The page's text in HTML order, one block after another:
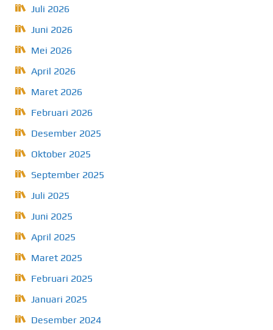
Juli 2026
Juni 2026
Mei 2026
April 2026
Maret 2026
Februari 2026
Desember 2025
Oktober 2025
September 2025
Juli 2025
Juni 2025
April 2025
Maret 2025
Februari 2025
Januari 2025
Desember 2024